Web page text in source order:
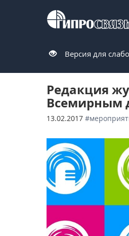
Версия для
Редакция
Всемирным
13.02.2017